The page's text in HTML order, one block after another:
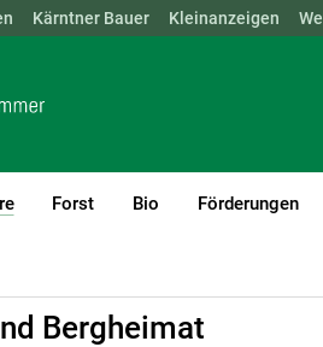
NÖ OÖ SBG STMK TIROL
Kärntner Bauer Kleinanzeigen
(current)1
Forst Bio Förderungen
Bergheimat